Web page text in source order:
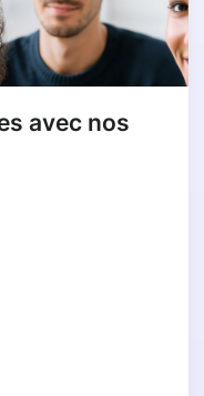
avec nos